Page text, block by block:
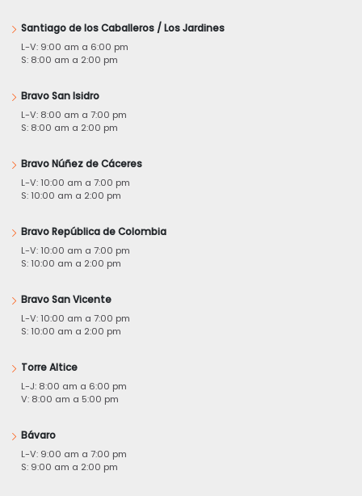
Santiago de los Caballeros / Los Jardines
L-V: 9:00 am a 6:00 pm
S: 8:00 am a 2:00 pm
Bravo San Isidro
L-V: 8:00 am a 7:00 pm
S: 8:00 am a 2:00 pm
Bravo Núñez de Cáceres
L-V: 10:00 am a 7:00 pm
S: 10:00 am a 2:00 pm
Bravo República de Colombia
L-V: 10:00 am a 7:00 pm
S: 10:00 am a 2:00 pm
Bravo San Vicente
L-V: 10:00 am a 7:00 pm
S: 10:00 am a 2:00 pm
Torre Altice
L-J: 8:00 am a 6:00 pm
V: 8:00 am a 5:00 pm
Bávaro
L-V: 9:00 am a 7:00 pm
S: 9:00 am a 2:00 pm